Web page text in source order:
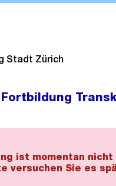
Stadt Zürich
ist momentan nicht
versuchen Sie es